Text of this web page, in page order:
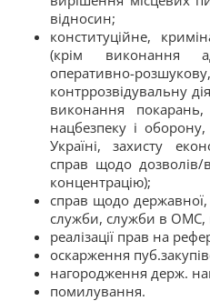
відносин;
конституційне,
(крім виконання
оперативно-
контррозвідувальну
виконання
нацбезпеку і
Україні, захисту
справ щодо дозволів/
концентрацію);
справ щодо
служби, служби в ОМС,
реалізації прав на
оскарження
нагородження держ.
помилування.